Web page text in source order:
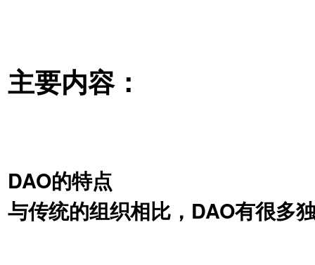
主要内容：
DAO的特点
与传统的组织相⽐，DAO有很多